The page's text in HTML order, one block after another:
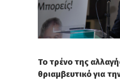
Το τρένο της
θριαμβευτικό για